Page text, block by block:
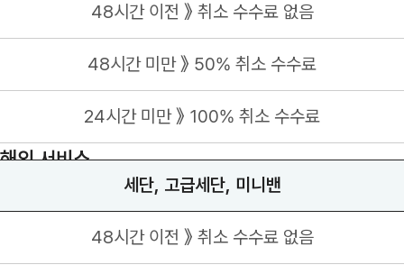
48시간 이전 》 취소 수수료 없음
48시간 미만 》 50% 취소 수수료
24시간 미만 》 100% 취소 수수료
해외 서비스
세단, 고급세단, 미니밴
48시간 이전 》 취소 수수료 없음